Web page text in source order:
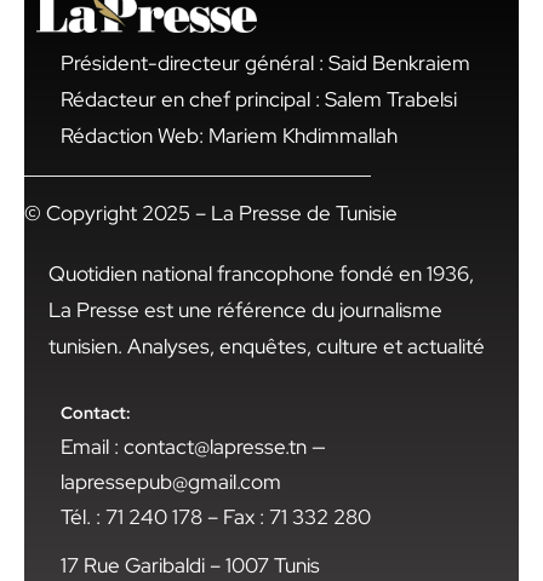
Président-directeur général : Said Benkraiem
Rédacteur en chef principal : Salem Trabelsi
Rédaction Web: Mariem Khdimmallah
© Copyright 2025 – La Presse de Tunisie
Quotidien national francophone fondé en 1936,
La Presse est une référence du journalisme
tunisien. Analyses, enquêtes, culture et actualité
Contact:
Email : contact@lapresse.tn —
lapressepub@gmail.com
Tél. : 71 240 178 – Fax : 71 332 280
17 Rue Garibaldi – 1007 Tunis